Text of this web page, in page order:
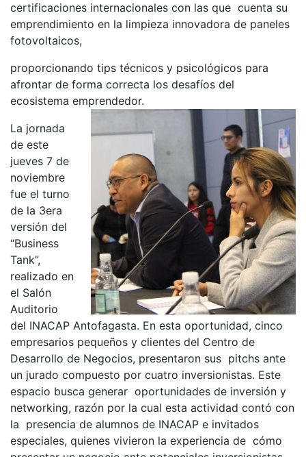
certificaciones internacionales con las que cuenta su
emprendimiento en la limpieza innovadora de paneles
fotovoltaicos,
proporcionando tips técnicos y psicológicos para
afrontar de forma correcta los desafíos del
ecosistema emprendedor.
La jornada
de este
jueves 7 de
noviembre
fue el turno
de la 3era
versión del
“Business
Tank”,
realizado en
el Salón
Auditorio
del INACAP Antofagasta. En esta oportunidad, cinco
empresarios pequeños y clientes del Centro de
Desarrollo de Negocios, presentaron sus pitchs ante
un jurado compuesto por cuatro inversionistas. Este
espacio busca generar oportunidades de inversión y
networking, razón por la cual esta actividad contó con
la presencia de alumnos de INACAP e invitados
especiales, quienes vivieron la experiencia de cómo